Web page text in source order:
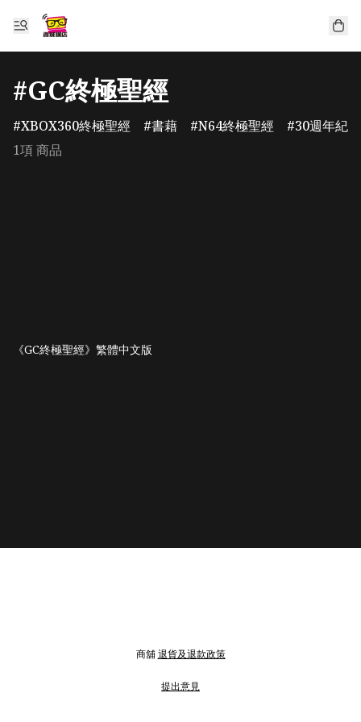
#GC終極聖經
XBOX360終極聖經 書藉 N64終極聖經
30週年紀
1項 商品
《GC終極聖經》繁體中文版
商舖退貨及退款政策
提出意見